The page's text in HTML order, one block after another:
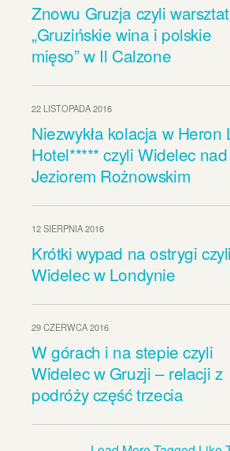
Znowu Gruzja czyli
„Gruzińskie wina i polskie
mięso” w Il Calzone
22 LISTOPADA 2016
Niezwykła kolacja w Heron
Hotel***** czyli Widelec nad
Jeziorem Rożnowskim
12 SIERPNIA 2016
Krótki wypad na ostrygi czyli
Widelec w Londynie
29 CZERWCA 2016
W górach i na stepie czyli
Widelec w Gruzji – relacji z
podróży część trzecia